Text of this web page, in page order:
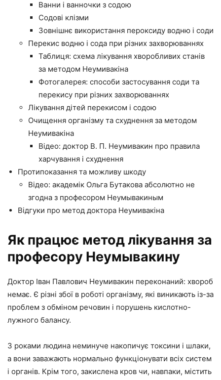
Ванни і ванночки з содою
Содові клізми
Зовнішнє використання пероксиду водню і соди
Перекис водню і сода при різних захворюваннях
Таблиця: схема лікування хворобливих станів
за методом Неумивакіна
Фотогалерея: способи застосування соди та
перекису при різних захворюваннях
Лікування дітей перекисом і содою
Очищення організму та схуднення за методом
Неумивакіна
Відео: доктор В. П. Неумивакин про правила
харчування і схуднення
Протипоказання та можливу шкоду
Відео: академік Ольга Бутакова абсолютно не
згодна з професором Неумывакиным
Відгуки про метод доктора Неумивакіна
Як працює метод лікування за
професору Неумывакину
Доктор Іван Павлович Неумивакин переконаний: хвороб
немає. Є різні збої в роботі організму, які виникають із-за
проблем з обміном речовин і порушень кислотно-
лужного балансу.
З роками людина неминуче накопичує токсини і шлаки,
а вони заважають нормально функціонувати всіх систем
і органів. Крім того, закислена кров чи, навпаки, містить